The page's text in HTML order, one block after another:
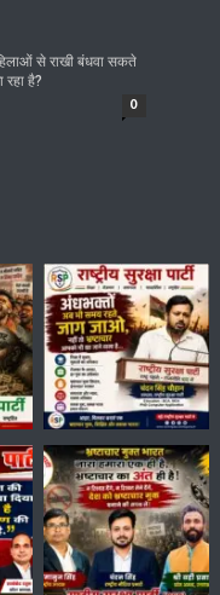
से राखी बंधवा सकते
है?
0